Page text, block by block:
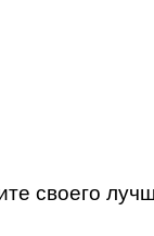
своего